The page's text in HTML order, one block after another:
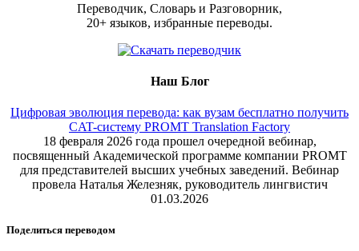
Переводчик, Словарь и Разговорник,
20+ языков, избранные переводы.
Наш Блог
Цифровая эволюция перевода: как вузам бесплатно получить
CAT-систему PROMT Translation Factory
18 февраля 2026 года прошел очередной вебинар,
посвященный Академической программе компании PROMT
для представителей высших учебных заведений. Вебинар
провела Наталья Железняк, руководитель лингвистич
01.03.2026
Поделиться переводом